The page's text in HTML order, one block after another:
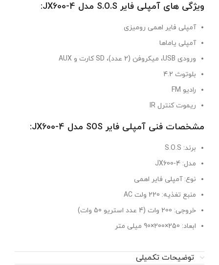
ویژگی های آمپلی فایر S.O.S مدل JX600-4:
آمپلی فایر اهمی رومیزی
آمپلی یاماها
ورودی USB، میکروفن (2 عدد)، SD کارت و AUX
بلوتوث 4.2
رادیو FM
ریموت کنترل IR
مشخصات فنی آمپلی فایر SOS مدل JX600-4:
برند: S.O.S
مدل: JX600-4
نوع: آمپلی فایر اهمی
منبع تغذیه: 220 ولت AC
خروجی: 200 وات (4 عدد استریو 50 وات)
ابعاد: 250×200×90 میلی متر
توضیحات تکمیلی